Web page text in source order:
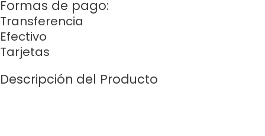
Formas de pago:
Transferencia
Efectivo
Tarjetas
Descripción del Producto